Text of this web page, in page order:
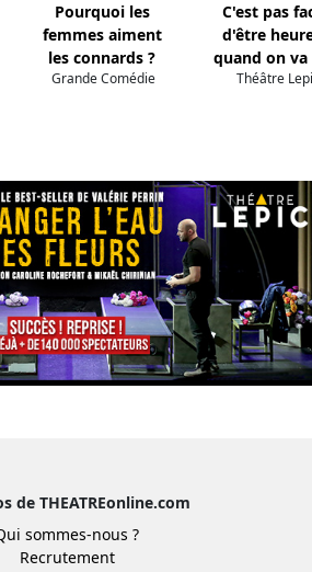
Pourquoi les
femmes aiment
les connards ?
Grande Comédie
C'est pas
d'être
quand on va
Théâtre
de THEATREonline.com
sommes-nous ?
Recrutement